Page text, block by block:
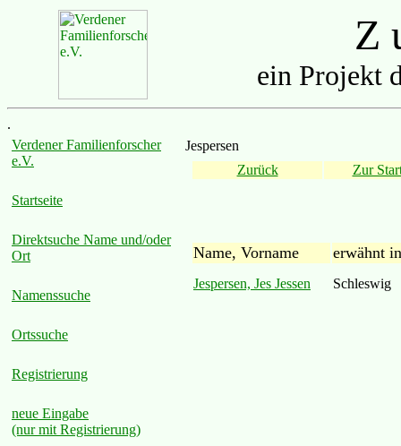
Z
ein Projekt
.
Verdener Familienforscher
e.V.
Startseite
Direktsuche Name und/oder
Ort
Namenssuche
Ortssuche
Registrierung
neue Eingabe
(nur mit Registrierung)
Jespersen
Zurück
Zur
Name, Vorname erwähnt in
Jespersen, Jes Jessen Schleswig